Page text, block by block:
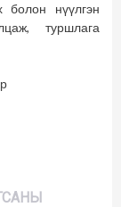
болон нүүлгэн
туршлага